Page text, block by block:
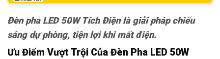
Đèn pha LED 50W Tích Điện là giải pháp chiếu
sáng dự phòng, tiện lợi khi mất điện.
Ưu Điểm Vượt Trội Của Đèn Pha LED 50W